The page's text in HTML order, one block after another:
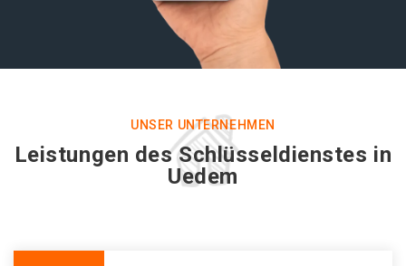
UNSER UNTERNEHMEN
Leistungen des Schlüsseldienstes in
Uedem